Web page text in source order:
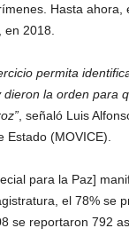
Hasta
2018.
permita
la orden para
, señaló Luis
(MOVICE).
para la Paz]
el 78% se
se reportaron 792